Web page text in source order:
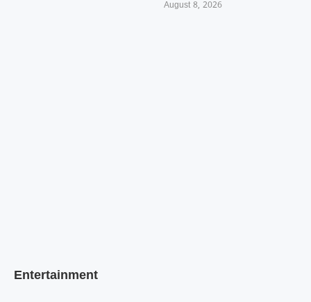
August 8, 2026
Entertainment